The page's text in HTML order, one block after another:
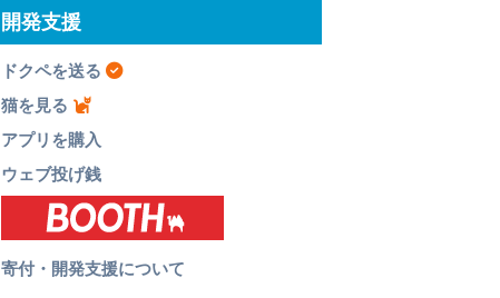
開発支援
ドクペを送る
猫を見る
アプリを購入
ウェブ投げ銭
寄付・開発支援について